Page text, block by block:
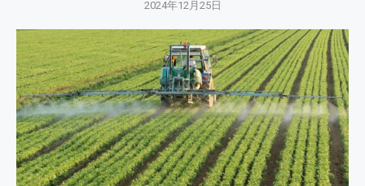
2024年12月25日